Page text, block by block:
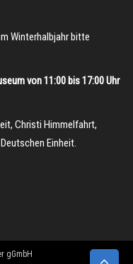
Winterhalbjahr bitte
von 11:00 bis 17:00 Uhr
Christi Himmelfahrt,
Einheit.
gGmbH